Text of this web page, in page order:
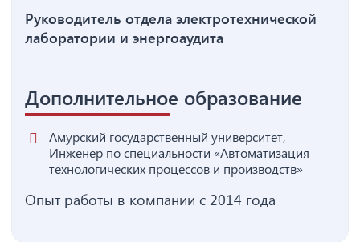
Руководитель отдела электротехнической
лаборатории и энергоаудита
Дополнительное образование
Амурский государственный университет,
Инженер по специальности «Автоматизация
технологических процессов и производств»
Опыт работы в компании с 2014 года